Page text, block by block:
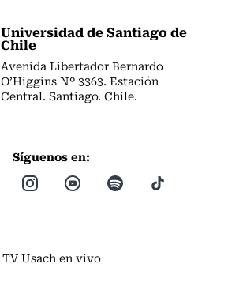
Universidad de Santiago de
Chile
Avenida Libertador Bernardo
O’Higgins Nº 3363. Estación
Central. Santiago. Chile.
Síguenos en:
TV Usach en vivo